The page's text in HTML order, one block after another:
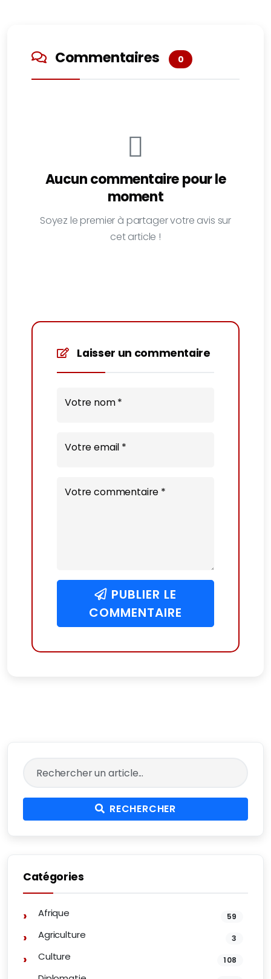
Commentaires 0
Aucun commentaire pour le
moment
Soyez le premier à partager votre avis sur
cet article !
Laisser un commentaire
Votre nom *
Votre email *
Votre commentaire *
PUBLIER LE
COMMENTAIRE
RECHERCHER
Catégories
Afrique 59
Agriculture 3
Culture 108